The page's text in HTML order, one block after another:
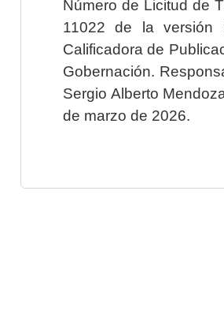
Número de Licitud de
11022 de la versión
Calificadora de
Gobernación.
Sergio Alberto
de marzo de 2026.